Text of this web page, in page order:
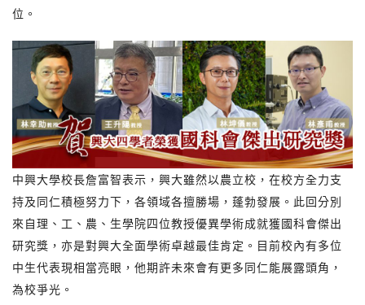
位。
中興大學校長詹富智表示，興大雖然以農立校，在校方全力支
持及同仁積極努力下，各領域各擅勝場，蓬勃發展。此回分別
來自理、工、農、生學院四位教授優異學術成就獲國科會傑出
研究獎，亦是對興大全面學術卓越最佳肯定。目前校內有多位
中生代表現相當亮眼，他期許未來會有更多同仁能展露頭角，
為校爭光。